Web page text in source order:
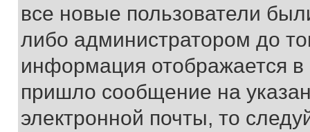
все новые пользователи
либо администратором до
информация отображается
пришло сообщение на
электронной почты, то